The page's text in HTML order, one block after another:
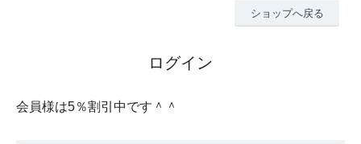
ショップへ戻る
ログイン
会員様は5％割引中です＾＾